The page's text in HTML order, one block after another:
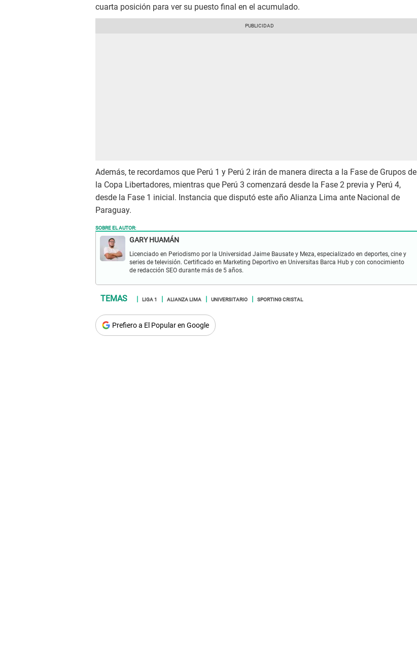
cuarta posición para ver su puesto final en el acumulado.
Además, te recordamos que Perú 1 y Perú 2 irán de manera directa a la Fase de Grupos de
la Copa Libertadores, mientras que Perú 3 comenzará desde la Fase 2 previa y Perú 4,
desde la Fase 1 inicial. Instancia que disputó este año Alianza Lima ante Nacional de
Paraguay.
SOBRE EL AUTOR:
GARY HUAMÁN
Licenciado en Periodismo por la Universidad Jaime Bausate y Meza, especializado en deportes, cine y
series de televisión. Certificado en Marketing Deportivo en Universitas Barca Hub y con conocimiento
de redacción SEO durante más de 5 años.
LIGA 1 ALIANZA LIMA UNIVERSITARIO SPORTING CRISTAL
Prefiero a El Popular en Google